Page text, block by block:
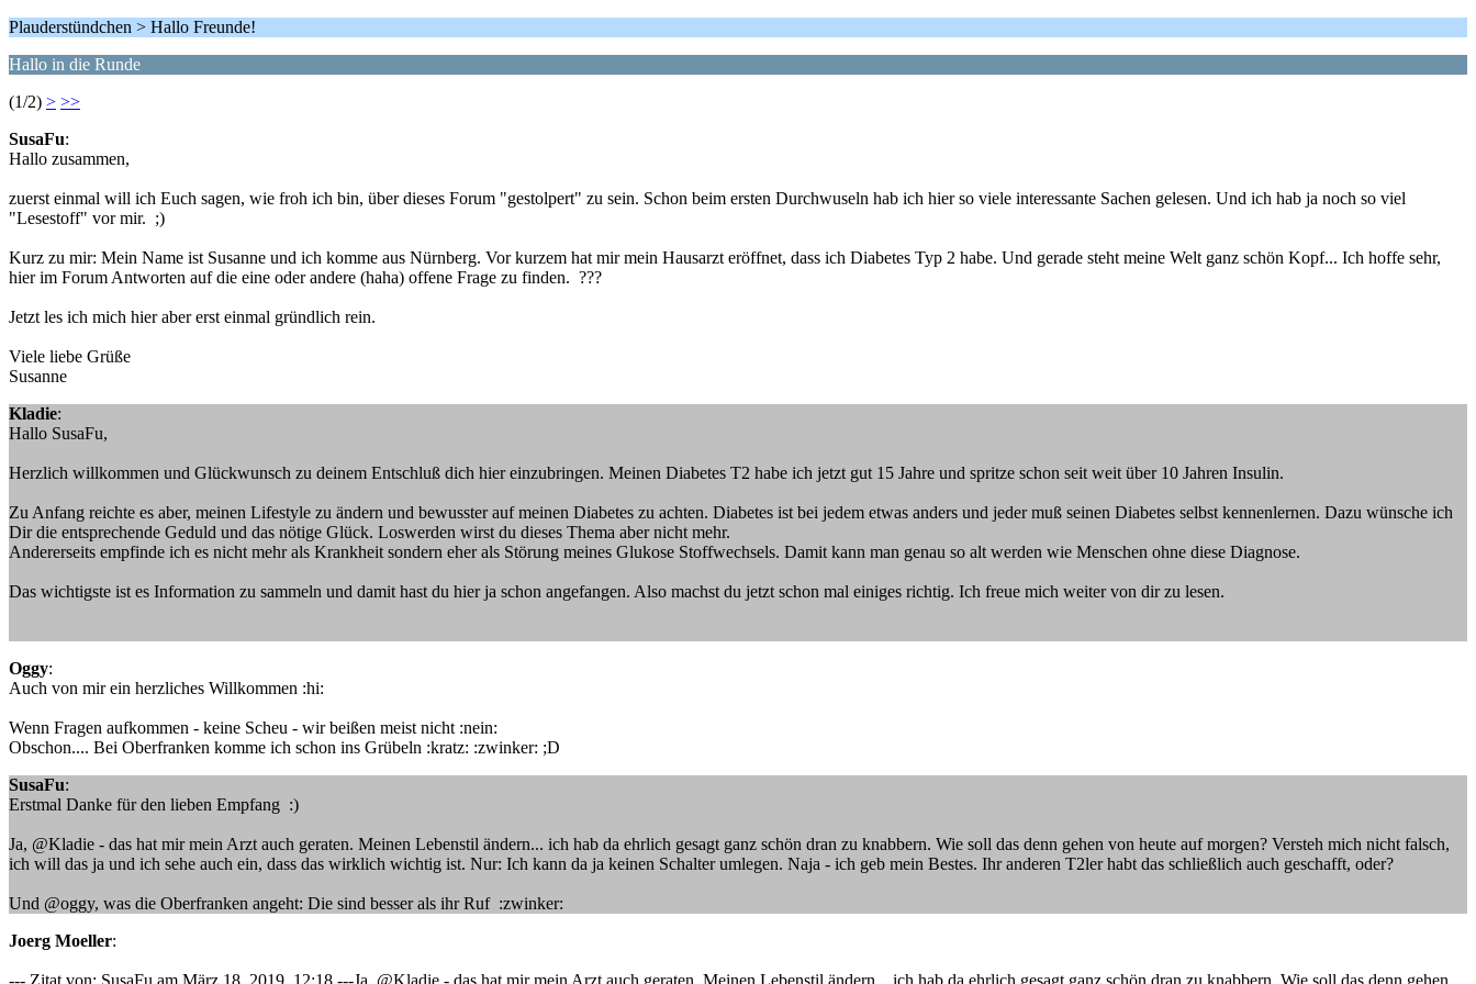
Plauderstündchen > Hallo Freunde!
Hallo in die Runde
(1/2) > >>
SusaFu:
Hallo zusammen,
zuerst einmal will ich Euch sagen, wie froh ich bin, über dieses Forum "gestolpert" zu sein. Schon beim ersten Durchwuseln hab ich hier so viele interessante Sachen gelesen. Und ich hab ja noch so viel
"Lesestoff" vor mir. ;)
Kurz zu mir: Mein Name ist Susanne und ich komme aus Nürnberg. Vor kurzem hat mir mein Hausarzt eröffnet, dass ich Diabetes Typ 2 habe. Und gerade steht meine Welt ganz schön Kopf... Ich hoffe sehr,
hier im Forum Antworten auf die eine oder andere (haha) offene Frage zu finden. ???
Jetzt les ich mich hier aber erst einmal gründlich rein.
Viele liebe Grüße
Susanne
Kladie:
Hallo SusaFu,
Herzlich willkommen und Glückwunsch zu deinem Entschluß dich hier einzubringen. Meinen Diabetes T2 habe ich jetzt gut 15 Jahre und spritze schon seit weit über 10 Jahren Insulin.
Zu Anfang reichte es aber, meinen Lifestyle zu ändern und bewusster auf meinen Diabetes zu achten. Diabetes ist bei jedem etwas anders und jeder muß seinen Diabetes selbst kennenlernen. Dazu wünsche ich
Dir die entsprechende Geduld und das nötige Glück. Loswerden wirst du dieses Thema aber nicht mehr.
Andererseits empfinde ich es nicht mehr als Krankheit sondern eher als Störung meines Glukose Stoffwechsels. Damit kann man genau so alt werden wie Menschen ohne diese Diagnose.
Das wichtigste ist es Information zu sammeln und damit hast du hier ja schon angefangen. Also machst du jetzt schon mal einiges richtig. Ich freue mich weiter von dir zu lesen.
Oggy:
Auch von mir ein herzliches Willkommen :hi:
Wenn Fragen aufkommen - keine Scheu - wir beißen meist nicht :nein:
Obschon.... Bei Oberfranken komme ich schon ins Grübeln :kratz: :zwinker: ;D
SusaFu:
Erstmal Danke für den lieben Empfang :)
Ja, @Kladie - das hat mir mein Arzt auch geraten. Meinen Lebenstil ändern... ich hab da ehrlich gesagt ganz schön dran zu knabbern. Wie soll das denn gehen von heute auf morgen? Versteh mich nicht falsch,
ich will das ja und ich sehe auch ein, dass das wirklich wichtig ist. Nur: Ich kann da ja keinen Schalter umlegen. Naja - ich geb mein Bestes. Ihr anderen T2ler habt das schließlich auch geschafft, oder?
Und @oggy, was die Oberfranken angeht: Die sind besser als ihr Ruf :zwinker:
Joerg Moeller:
--- Zitat von: SusaFu am März 18, 2019, 12:18 ---Ja, @Kladie - das hat mir mein Arzt auch geraten. Meinen Lebenstil ändern... ich hab da ehrlich gesagt ganz schön dran zu knabbern. Wie soll das denn gehen